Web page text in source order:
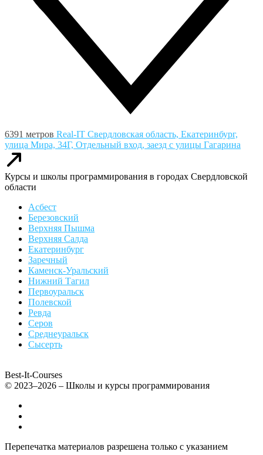
6391 метров Real-IT Свердловская область, Екатеринбург,
улица Мира, 34Г, Отдельный вход, заезд с улицы Гагарина
Курсы и школы программирования в городах Свердловской
области
Асбест
Березовский
Верхняя Пышма
Верхняя Салда
Екатеринбург
Заречный
Каменск-Уральский
Нижний Тагил
Первоуральск
Полевской
Ревда
Серов
Среднеуральск
Сысерть
Best-It-Courses
© 2023–2026 – Школы и курсы программирования
Перепечатка материалов разрешена только с указанием